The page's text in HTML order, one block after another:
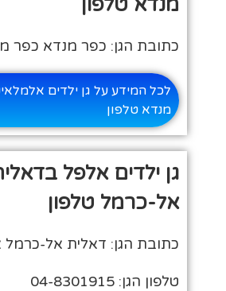
כתובת הגן: כפר מנדא כפר
לכל המידע על גן ילדים
מנדא טלפון
גן ילדים אלפל
אל-כרמל טלפון
כתובת הגן: דאלית אל-כרמל
טלפון הגן: 04-8301915